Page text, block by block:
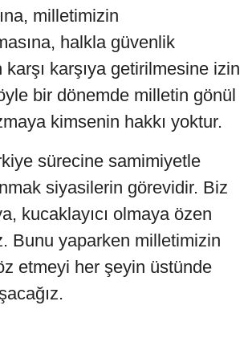
milletimizin
halkla güvenlik
karşıya getirilmesine izin
bir dönemde milletin gönül
kimsenin hakkı yoktur.
sürecine samimiyetle
siyasilerin görevidir. Biz
kucaklayıcı olmaya özen
Bunu yaparken milletimizin
etmeyi her şeyin üstünde